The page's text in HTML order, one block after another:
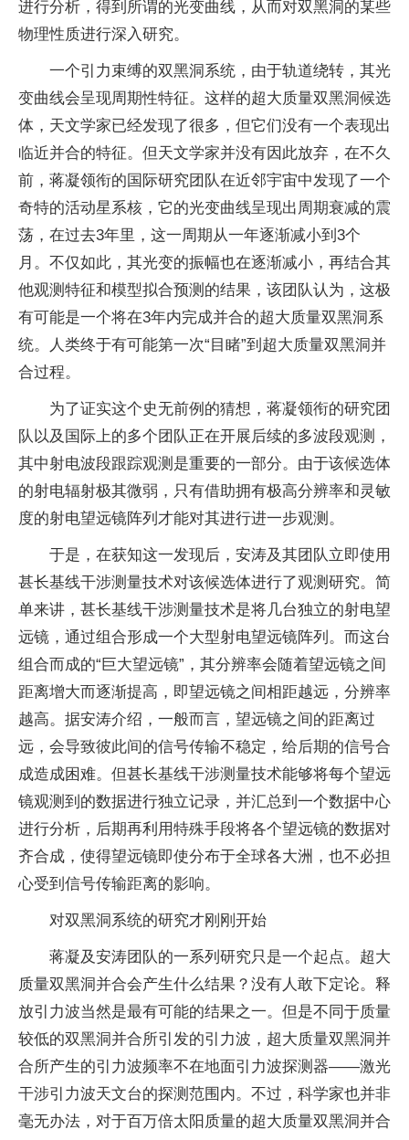
进行分析，得到所谓的光变曲线，从而对双黑洞的某些
物理性质进行深入研究。
一个引力束缚的双黑洞系统，由于轨道绕转，其光
变曲线会呈现周期性特征。这样的超大质量双黑洞候选
体，天文学家已经发现了很多，但它们没有一个表现出
临近并合的特征。但天文学家并没有因此放弃，在不久
前，蒋凝领衔的国际研究团队在近邻宇宙中发现了一个
奇特的活动星系核，它的光变曲线呈现出周期衰减的震
荡，在过去3年里，这一周期从一年逐渐减小到3个
月。不仅如此，其光变的振幅也在逐渐减小，再结合其
他观测特征和模型拟合预测的结果，该团队认为，这极
有可能是一个将在3年内完成并合的超大质量双黑洞系
统。人类终于有可能第一次“目睹”到超大质量双黑洞并
合过程。
为了证实这个史无前例的猜想，蒋凝领衔的研究团
队以及国际上的多个团队正在开展后续的多波段观测，
其中射电波段跟踪观测是重要的一部分。由于该候选体
的射电辐射极其微弱，只有借助拥有极高分辨率和灵敏
度的射电望远镜阵列才能对其进行进一步观测。
于是，在获知这一发现后，安涛及其团队立即使用
甚长基线干涉测量技术对该候选体进行了观测研究。简
单来讲，甚长基线干涉测量技术是将几台独立的射电望
远镜，通过组合形成一个大型射电望远镜阵列。而这台
组合而成的“巨大望远镜”，其分辨率会随着望远镜之间
距离增大而逐渐提高，即望远镜之间相距越远，分辨率
越高。据安涛介绍，一般而言，望远镜之间的距离过
远，会导致彼此间的信号传输不稳定，给后期的信号合
成造成困难。但甚长基线干涉测量技术能够将每个望远
镜观测到的数据进行独立记录，并汇总到一个数据中心
进行分析，后期再利用特殊手段将各个望远镜的数据对
齐合成，使得望远镜即使分布于全球各大洲，也不必担
心受到信号传输距离的影响。
对双黑洞系统的研究才刚刚开始
蒋凝及安涛团队的一系列研究只是一个起点。超大
质量双黑洞并合会产生什么结果？没有人敢下定论。释
放引力波当然是最有可能的结果之一。但是不同于质量
较低的双黑洞并合所引发的引力波，超大质量双黑洞并
合所产生的引力波频率不在地面引力波探测器——激光
干涉引力波天文台的探测范围内。不过，科学家也并非
毫无办法，对于百万倍太阳质量的超大质量双黑洞并合